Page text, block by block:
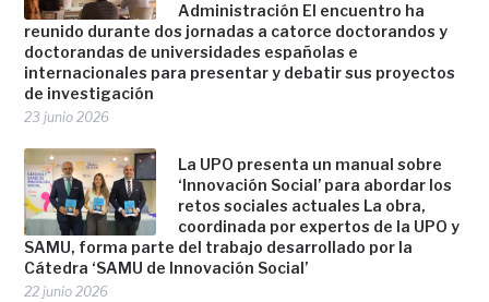
Administración El encuentro ha
reunido durante dos jornadas a catorce doctorandos y
doctorandas de universidades españolas e
internacionales para presentar y debatir sus proyectos
de investigación
23 junio 2026
La UPO presenta un manual sobre
‘Innovación Social’ para abordar los
retos sociales actuales La obra,
coordinada por expertos de la UPO y
SAMU, forma parte del trabajo desarrollado por la
Cátedra ‘SAMU de Innovación Social’
22 junio 2026